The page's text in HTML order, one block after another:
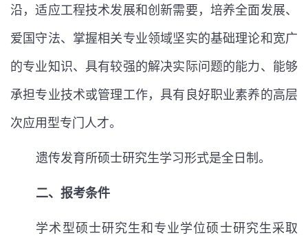
沿，适应工程技术发展和创新需要，培养全面发展、
爱国守法、掌握相关专业领域坚实的基础理论和宽广
的专业知识、具有较强的解决实际问题的能力、能够
承担专业技术或管理工作，具有良好职业素养的高层
次应用型专门人才。
遗传发育所硕士研究生学习形式是全日制。
二、报考条件
学术型硕士研究生和专业学位硕士研究生采取